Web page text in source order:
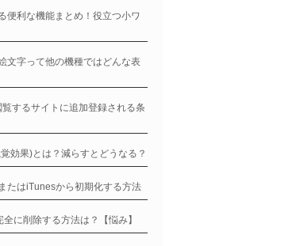
便利な機能まとめ！役立つ小ワ
文字って他の機種ではどんな表
するサイトに追加登録される条
効果)とは？減らすとどうなる？
たはiTunesから初期化する方法
に削除する方法は？【悩み】